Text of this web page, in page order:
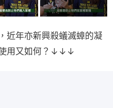
近年亦新興殺蟻滅蟑的凝
使用又如何？↓↓↓